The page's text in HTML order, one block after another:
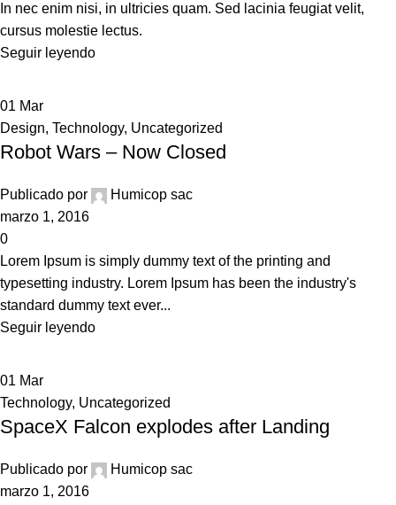
In nec enim nisi, in ultricies quam. Sed lacinia feugiat velit,
cursus molestie lectus.
Seguir leyendo
01 Mar
Design, Technology, Uncategorized
Robot Wars – Now Closed
Publicado por
Humicop sac
marzo 1, 2016
0
Lorem Ipsum is simply dummy text of the printing and
typesetting industry. Lorem Ipsum has been the industry's
standard dummy text ever...
Seguir leyendo
01 Mar
Technology, Uncategorized
SpaceX Falcon explodes after Landing
Publicado por
Humicop sac
marzo 1, 2016